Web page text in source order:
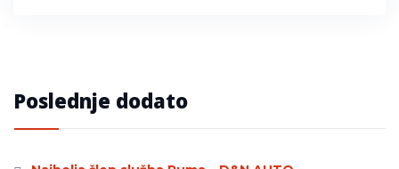
Poslednje dodato